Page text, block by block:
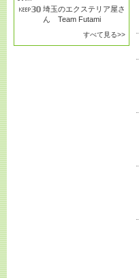
埼玉のエクステリア屋さ
ん Team Futami
すべて見る>>